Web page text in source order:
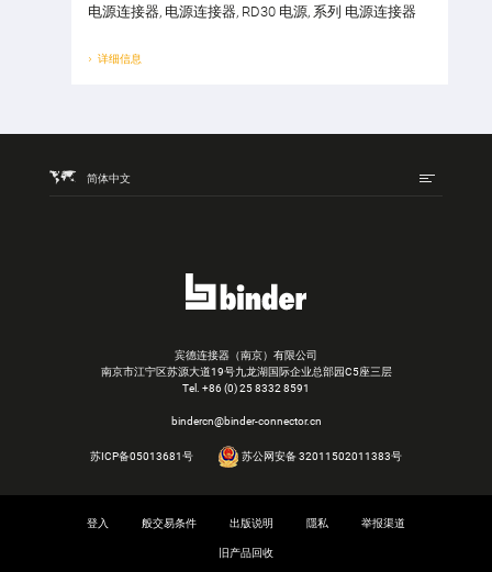
电源连接器, 电源连接器, RD30 电源, 系列 电源连接器
详细信息
简体中文
宾德连接器（南京）有限公司
南京市江宁区苏源大道19号九龙湖国际企业总部园C5座三层
Tel. +86 (0) 25 8332 8591
bindercn@binder-connector.cn
苏ICP备05013681号 苏公网安备 32011502011383号
登入 般交易条件 出版说明 隱私 举报渠道
旧产品回收